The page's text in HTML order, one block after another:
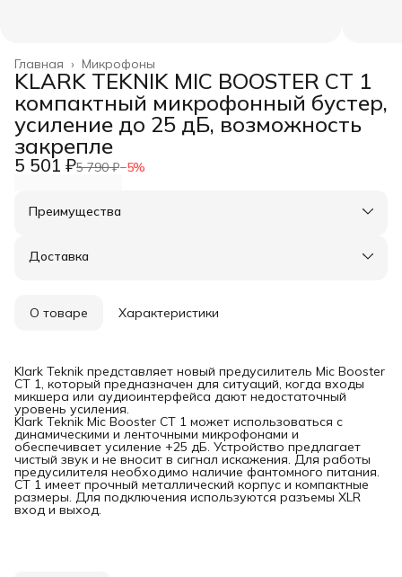
Микрофоны
Главная ›
KLARK TEKNIK MIC BOOSTER CT 1
компактный микрофонный бустер,
усиление до 25 дБ, возможность
закрепле
5 501 ₽5 790 ₽−5%
Преимущества
Удобный возврат
Доставка
О товаре Характеристики
Klark Teknik представляет новый предусилитель Mic Booster
CT 1, который предназначен для ситуаций, когда входы
микшера или аудиоинтерфейса дают недостаточный
уровень усиления.
Klark Teknik Mic Booster CT 1 может использоваться с
динамическими и ленточными микрофонами и
обеспечивает усиление +25 дБ. Устройство предлагает
чистый звук и не вносит в сигнал искажения. Для работы
предусилителя необходимо наличие фантомного питания.
CT 1 имеет прочный металлический корпус и компактные
размеры. Для подключения используются разъемы XLR
вход и выход.